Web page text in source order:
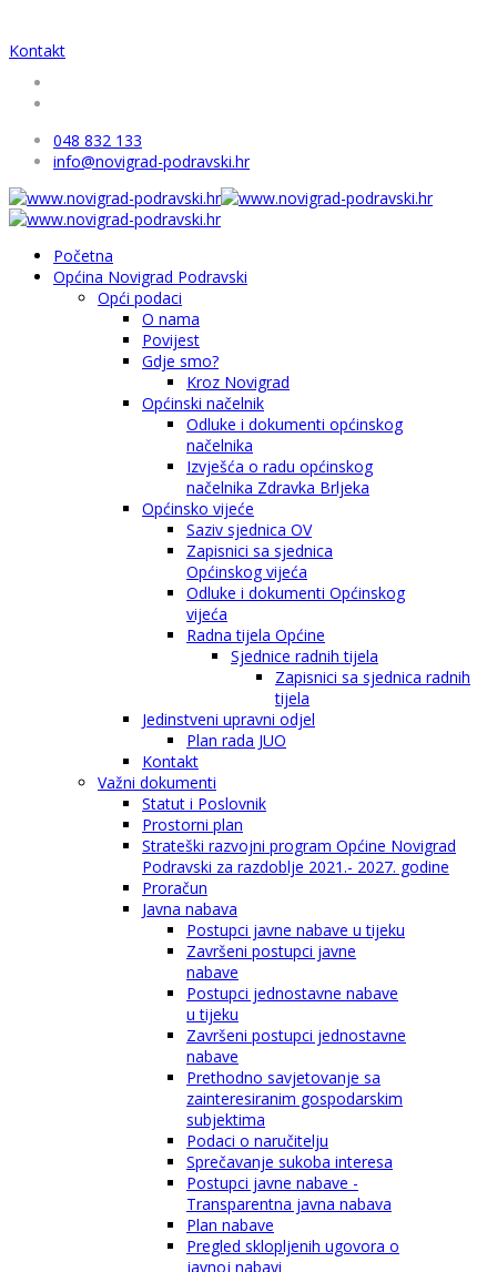
Kontakt
048 832 133
info@novigrad-podravski.hr
Početna
Općina Novigrad Podravski
Opći podaci
O nama
Povijest
Gdje smo?
Kroz Novigrad
Općinski načelnik
Odluke i dokumenti općinskog
načelnika
Izvješća o radu općinskog
načelnika Zdravka Brljeka
Općinsko vijeće
Saziv sjednica OV
Zapisnici sa sjednica
Općinskog vijeća
Odluke i dokumenti Općinskog
vijeća
Radna tijela Općine
Sjednice radnih tijela
Zapisnici sa sjednica radnih
tijela
Jedinstveni upravni odjel
Plan rada JUO
Kontakt
Važni dokumenti
Statut i Poslovnik
Prostorni plan
Strateški razvojni program Općine Novigrad
Podravski za razdoblje 2021.- 2027. godine
Proračun
Javna nabava
Postupci javne nabave u tijeku
Završeni postupci javne
nabave
Postupci jednostavne nabave
u tijeku
Završeni postupci jednostavne
nabave
Prethodno savjetovanje sa
zainteresiranim gospodarskim
subjektima
Podaci o naručitelju
Sprečavanje sukoba interesa
Postupci javne nabave -
Transparentna javna nabava
Plan nabave
Pregled sklopljenih ugovora o
javnoj nabavi